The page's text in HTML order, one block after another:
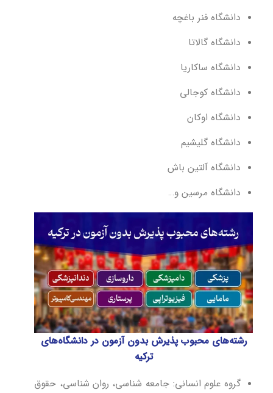
دانشگاه فنر باغچه
دانشگاه گالاتا
دانشگاه ساکاریا
دانشگاه کوجالی
دانشگاه اوکان
دانشگاه گلیشیم
دانشگاه آلتین باش
دانشگاه مرسین و…
رشته‌های محبوب پذیرش بدون آزمون در دانشگاه‌های
ترکیه
گروه علوم انسانی: جامعه ‌شناسی، روان ‌شناسی، حقوق